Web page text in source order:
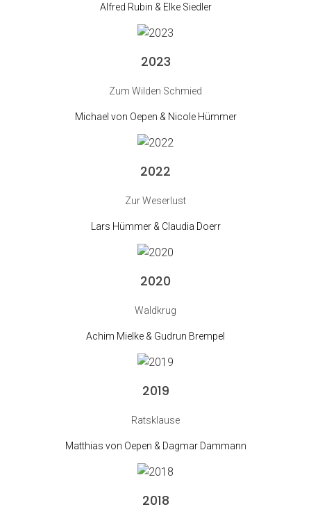
Alfred Rubin & Elke Siedler
2023
Zum Wilden Schmied
Michael von Oepen & Nicole Hümmer
2022
Zur Weserlust
Lars Hümmer & Claudia Doerr
2020
Waldkrug
Achim Mielke & Gudrun Brempel
2019
Ratsklause
Matthias von Oepen & Dagmar Dammann
2018